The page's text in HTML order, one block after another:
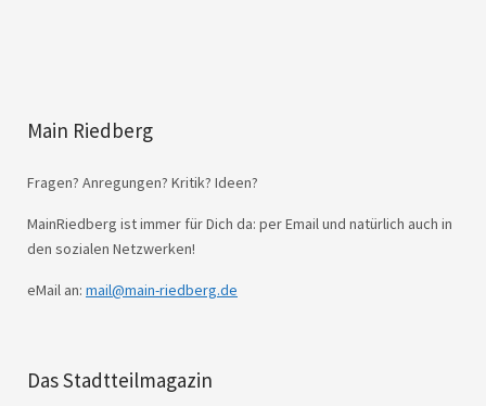
Main Riedberg
Fragen? Anregungen? Kritik? Ideen?
MainRiedberg ist immer für Dich da: per Email und natürlich auch in
den sozialen Netzwerken!
eMail an: mail@main-riedberg.de
Das Stadtteilmagazin